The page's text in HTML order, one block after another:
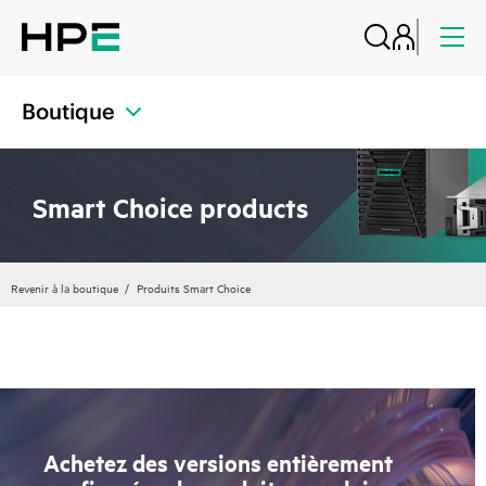
Boutique
Smart Choice products
Revenir à la boutique Produits Smart Choice
Achetez des versions entièrement